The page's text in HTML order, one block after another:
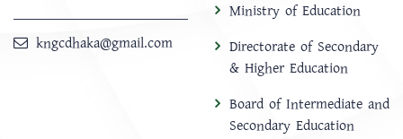
kngcdhaka@gmail.com
Ministry of Education
Directorate of Secondary
& Higher Education
Board of Intermediate and
Secondary Education